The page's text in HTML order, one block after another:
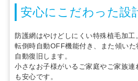
安心にこだわった設
防護網はやけどしにくい特殊植毛加工。
転倒時自動OFF機能付き、また傾いた
自動復旧します。
小さなお子様がいるご家庭やご家族連
も安心です。